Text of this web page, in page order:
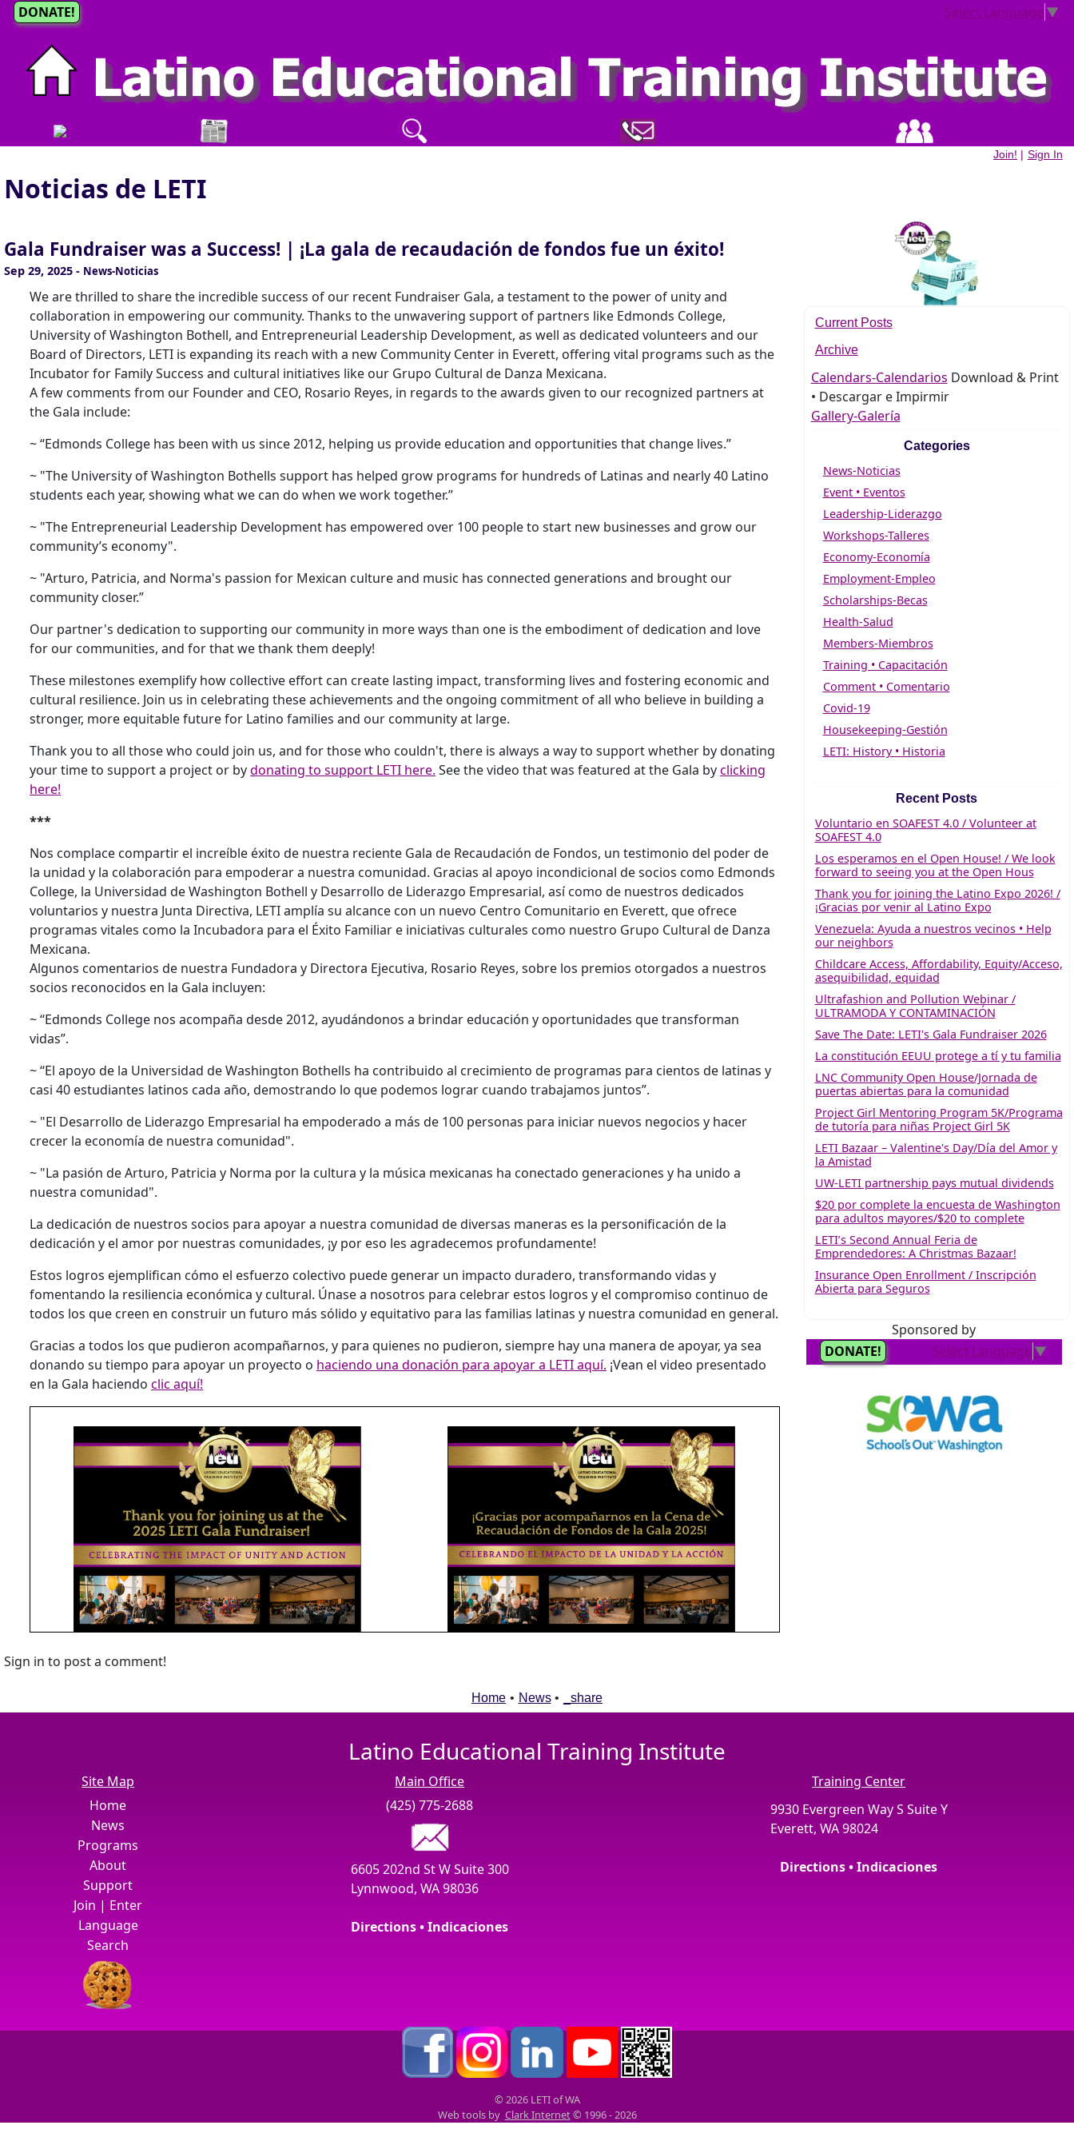
Select Language ▼
DONATE!
Join! | Sign In
Noticias de LETI
Gala Fundraiser was a Success! | ¡La gala de recaudación de fondos fue un éxito!
Sep 29, 2025 - News-Noticias
We are thrilled to share the incredible success of our recent Fundraiser Gala, a testament to the power of unity and
collaboration in empowering our community. Thanks to the unwavering support of partners like Edmonds College,
University of Washington Bothell, and Entrepreneurial Leadership Development, as well as dedicated volunteers and our
Board of Directors, LETI is expanding its reach with a new Community Center in Everett, offering vital programs such as the
Incubator for Family Success and cultural initiatives like our Grupo Cultural de Danza Mexicana.
A few comments from our Founder and CEO, Rosario Reyes, in regards to the awards given to our recognized partners at
the Gala include:
~ “Edmonds College has been with us since 2012, helping us provide education and opportunities that change lives.”
~ "The University of Washington Bothells support has helped grow programs for hundreds of Latinas and nearly 40 Latino
students each year, showing what we can do when we work together.”
~ "The Entrepreneurial Leadership Development has empowered over 100 people to start new businesses and grow our
community’s economy".
~ "Arturo, Patricia, and Norma's passion for Mexican culture and music has connected generations and brought our
community closer.”
Our partner's dedication to supporting our community in more ways than one is the embodiment of dedication and love
for our communities, and for that we thank them deeply!
These milestones exemplify how collective effort can create lasting impact, transforming lives and fostering economic and
cultural resilience. Join us in celebrating these achievements and the ongoing commitment of all who believe in building a
stronger, more equitable future for Latino families and our community at large.
Thank you to all those who could join us, and for those who couldn't, there is always a way to support whether by donating
your time to support a project or bydonating to support LETI here. See the video that was featured at the Gala byclicking
here!
***
Nos complace compartir el increíble éxito de nuestra reciente Gala de Recaudación de Fondos, un testimonio del poder de
la unidad y la colaboración para empoderar a nuestra comunidad. Gracias al apoyo incondicional de socios como Edmonds
College, la Universidad de Washington Bothell y Desarrollo de Liderazgo Empresarial, así como de nuestros dedicados
voluntarios y nuestra Junta Directiva, LETI amplía su alcance con un nuevo Centro Comunitario en Everett, que ofrece
programas vitales como la Incubadora para el Éxito Familiar e iniciativas culturales como nuestro Grupo Cultural de Danza
Mexicana.
Algunos comentarios de nuestra Fundadora y Directora Ejecutiva, Rosario Reyes, sobre los premios otorgados a nuestros
socios reconocidos en la Gala incluyen:
~ “Edmonds College nos acompaña desde 2012, ayudándonos a brindar educación y oportunidades que transforman
vidas”.
~ “El apoyo de la Universidad de Washington Bothells ha contribuido al crecimiento de programas para cientos de latinas y
casi 40 estudiantes latinos cada año, demostrando lo que podemos lograr cuando trabajamos juntos”.
~ "El Desarrollo de Liderazgo Empresarial ha empoderado a más de 100 personas para iniciar nuevos negocios y hacer
crecer la economía de nuestra comunidad".
~ "La pasión de Arturo, Patricia y Norma por la cultura y la música mexicanas ha conectado generaciones y ha unido a
nuestra comunidad".
La dedicación de nuestros socios para apoyar a nuestra comunidad de diversas maneras es la personificación de la
dedicación y el amor por nuestras comunidades, ¡y por eso les agradecemos profundamente!
Estos logros ejemplifican cómo el esfuerzo colectivo puede generar un impacto duradero, transformando vidas y
fomentando la resiliencia económica y cultural. Únase a nosotros para celebrar estos logros y el compromiso continuo de
todos los que creen en construir un futuro más sólido y equitativo para las familias latinas y nuestra comunidad en general.
Gracias a todos los que pudieron acompañarnos, y para quienes no pudieron, siempre hay una manera de apoyar, ya sea
donando su tiempo para apoyar un proyecto o haciendo una donación para apoyar a LETI aquí. ¡Vean el video presentado
en la Gala haciendo clic aquí!
Sign in to post a comment!
Current Posts
Archive
Calendars-Calendarios Download & Print
• Descargar e Impirmir
Gallery-Galería
Categories
News-Noticias
Event • Eventos
Leadership-Liderazgo
Workshops-Talleres
Economy-Economía
Employment-Empleo
Scholarships-Becas
Health-Salud
Members-Miembros
Training • Capacitación
Comment • Comentario
Covid-19
Housekeeping-Gestión
LETI: History • Historia
Recent Posts
Voluntario en SOAFEST 4.0 / Volunteer at
SOAFEST 4.0
Los esperamos en el Open House! / We look
forward to seeing you at the Open Hous
Thank you for joining the Latino Expo 2026! /
¡Gracias por venir al Latino Expo
Venezuela: Ayuda a nuestros vecinos • Help
our neighbors
Childcare Access, Affordability, Equity/Acceso,
asequibilidad, equidad
Ultrafashion and Pollution Webinar /
ULTRAMODA Y CONTAMINACIÓN
Save The Date: LETI's Gala Fundraiser 2026
La constitución EEUU protege a tí y tu familia
LNC Community Open House/Jornada de
puertas abiertas para la comunidad
Project Girl Mentoring Program 5K/Programa
de tutoría para niñas Project Girl 5K
LETI Bazaar – Valentine's Day/Día del Amor y
la Amistad
UW-LETI partnership pays mutual dividends
$20 por complete la encuesta de Washington
para adultos mayores/$20 to complete
LETI’s Second Annual Feria de
Emprendedores: A Christmas Bazaar!
Insurance Open Enrollment / Inscripción
Abierta para Seguros
Sponsored by
Home • News • _share
Latino Educational Training Institute
Site Map
Home
News
Programs
About
Support
Join | Enter
Language
Search
Main Office
(425) 775-2688
6605 202nd St W Suite 300
Lynnwood, WA 98036
Directions • Indicaciones
Training Center
9930 Evergreen Way S Suite Y
Everett, WA 98024
Directions • Indicaciones
© 2026 LETI of WA
Web tools by Clark Internet© 1996 - 2026